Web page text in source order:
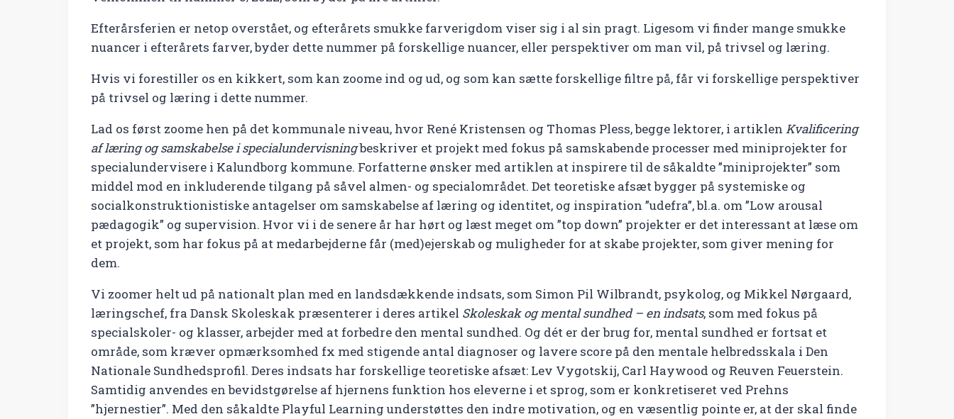
Efterårsferien er netop overstået, og efterårets smukke farverigdom viser sig i al sin pragt. Ligesom vi finder mange smukke
nuancer i efterårets farver, byder dette nummer på forskellige nuancer, eller perspektiver om man vil, på trivsel og læring.
Hvis vi forestiller os en kikkert, som kan zoome ind og ud, og som kan sætte forskellige filtre på, får vi forskellige perspektiver
på trivsel og læring i dette nummer.
Lad os først zoome hen på det kommunale niveau, hvor René Kristensen og Thomas Pless, begge lektorer, i artiklen Kvalificering
af læring og samskabelse i specialundervisningbeskriver et projekt med fokus på samskabende processer med miniprojekter for
specialundervisere i Kalundborg kommune. Forfatterne ønsker med artiklen at inspirere til de såkaldte ”miniprojekter” som
middel mod en inkluderende tilgang på såvel almen- og specialområdet. Det teoretiske afsæt bygger på systemiske og
socialkonstruktionistiske antagelser om samskabelse af læring og identitet, og inspiration ”udefra”, bl.a. om ”Low arousal
pædagogik” og supervision. Hvor vi i de senere år har hørt og læst meget om ”top down” projekter er det interessant at læse om
et projekt, som har fokus på at medarbejderne får (med)ejerskab og muligheder for at skabe projekter, som giver mening for
dem.
Vi zoomer helt ud på nationalt plan med en landsdækkende indsats, som Simon Pil Wilbrandt, psykolog, og Mikkel Nørgaard,
læringschef, fra Dansk Skoleskak præsenterer i deres artikel Skoleskak og mental sundhed – en indsats, som med fokus på
specialskoler- og klasser, arbejder med at forbedre den mental sundhed. Og dét er der brug for, mental sundhed er fortsat et
område, som kræver opmærksomhed fx med stigende antal diagnoser og lavere score på den mentale helbredsskala i Den
Nationale Sundhedsprofil. Deres indsats har forskellige teoretiske afsæt: Lev Vygotskij, Carl Haywood og Reuven Feuerstein.
Samtidig anvendes en bevidstgørelse af hjernens funktion hos eleverne i et sprog, som er konkretiseret ved Prehns
”hjernestier”. Med den såkaldte Playful Learning understøttes den indre motivation, og en væsentlig pointe er, at der skal finde